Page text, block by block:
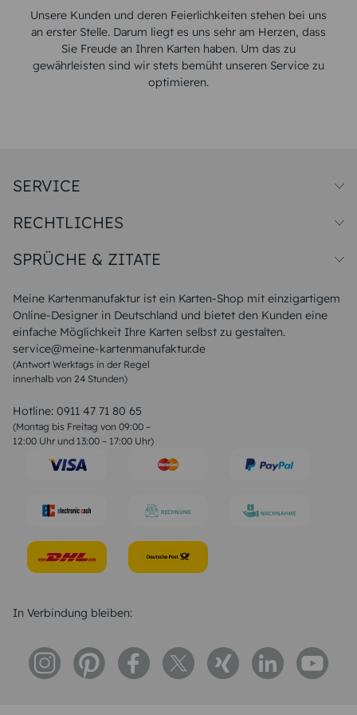
Unsere Kunden und deren Feierlichkeiten stehen bei uns
an erster Stelle. Darum liegt es uns sehr am Herzen, dass
Sie Freude an Ihren Karten haben. Um das zu
gewährleisten sind wir stets bemüht unseren Service zu
optimieren.
Meine Kartenmanufaktur ist ein Karten-Shop mit einzigartigem
Online-Designer in Deutschland und bietet den Kunden eine
einfache Möglichkeit Ihre Karten selbst zu gestalten.
service@meine-kartenmanufaktur.de
(Antwort Werktags in der Regel
innerhalb von 24 Stunden)
Hotline: 0911 47 71 80 65
(Montag bis Freitag von 09:00 –
12:00 Uhr und 13:00 – 17:00 Uhr)
SERVICE
Papiersorten
Unsere Produktion
Magazin
FAQ
RECHTLICHES
Widerrufsbelehrung
SPRÜCHE & ZITATE
Liebeskummer Sprüche
Sommer Sprüche
Muttertagssprüche
Sprüche zur Hochzeit
Sprüche zur Konfirmation & Kommunion
Weihnachtsgedichte
Liebessprüche
Geburtstagssprüche
Trauersprüche
Konfirmation Glückwünsche
In Verbindung bleiben: